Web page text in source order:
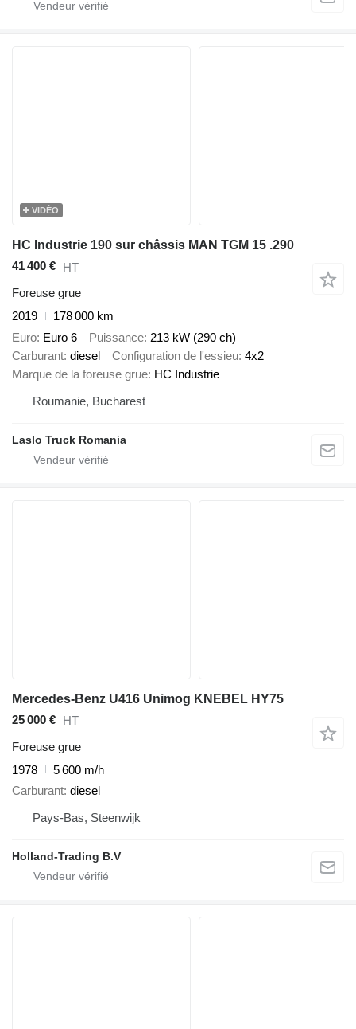
VIDÉO
HC Industrie 190 sur châssis MAN TGM 15 .290
41 400 € HT
Foreuse grue
2019
178 000 km
Euro Euro 6 Puissance 213 kW (290 ch)
Carburant diesel Configuration de l'essieu 4x2
Marque de la foreuse grue HC Industrie
Roumanie, Bucharest
Laslo Truck Romania
Mercedes-Benz U416 Unimog KNEBEL HY75
25 000 €
HT
Foreuse grue
1978
5 600 m/h
Carburant diesel
Pays-Bas, Steenwijk
Holland-Trading B.V